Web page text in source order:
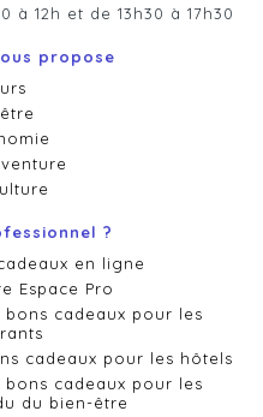
12h et de 13h30 à 17h30
propose
?
en ligne
Espace Pro
cadeaux pour les
cadeaux pour les hôtels
cadeaux pour les
du bien-être